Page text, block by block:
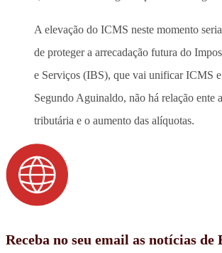
A elevação do ICMS neste momento
de proteger a arrecadação futura do
e Serviços (IBS), que vai unificar ICMS
Segundo Aguinaldo, não há relação ente
tributária e o aumento das alíquotas.
Receba no seu email as notícias de